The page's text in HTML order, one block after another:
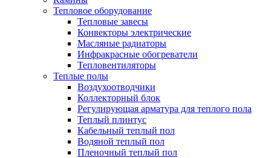
Тепловое оборудование
Тепловые завесы
Конвекторы электрические
Масляные радиаторы
Инфракрасные обогреватели
Тепловентиляторы
Теплые полы
Воздухоотводчики
Коллекторный блок
Регулирующая арматура для теплого пола
Теплый плинтус
Кабельный теплый пол
Водяной теплый пол
Пленочный теплый пол